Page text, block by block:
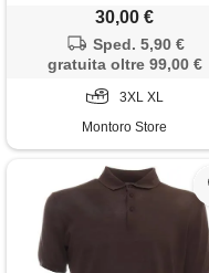
verde
30,00 €
Sped. 5,90 €
gratuita oltre 99,00 €
3XL XL
Montoro Store